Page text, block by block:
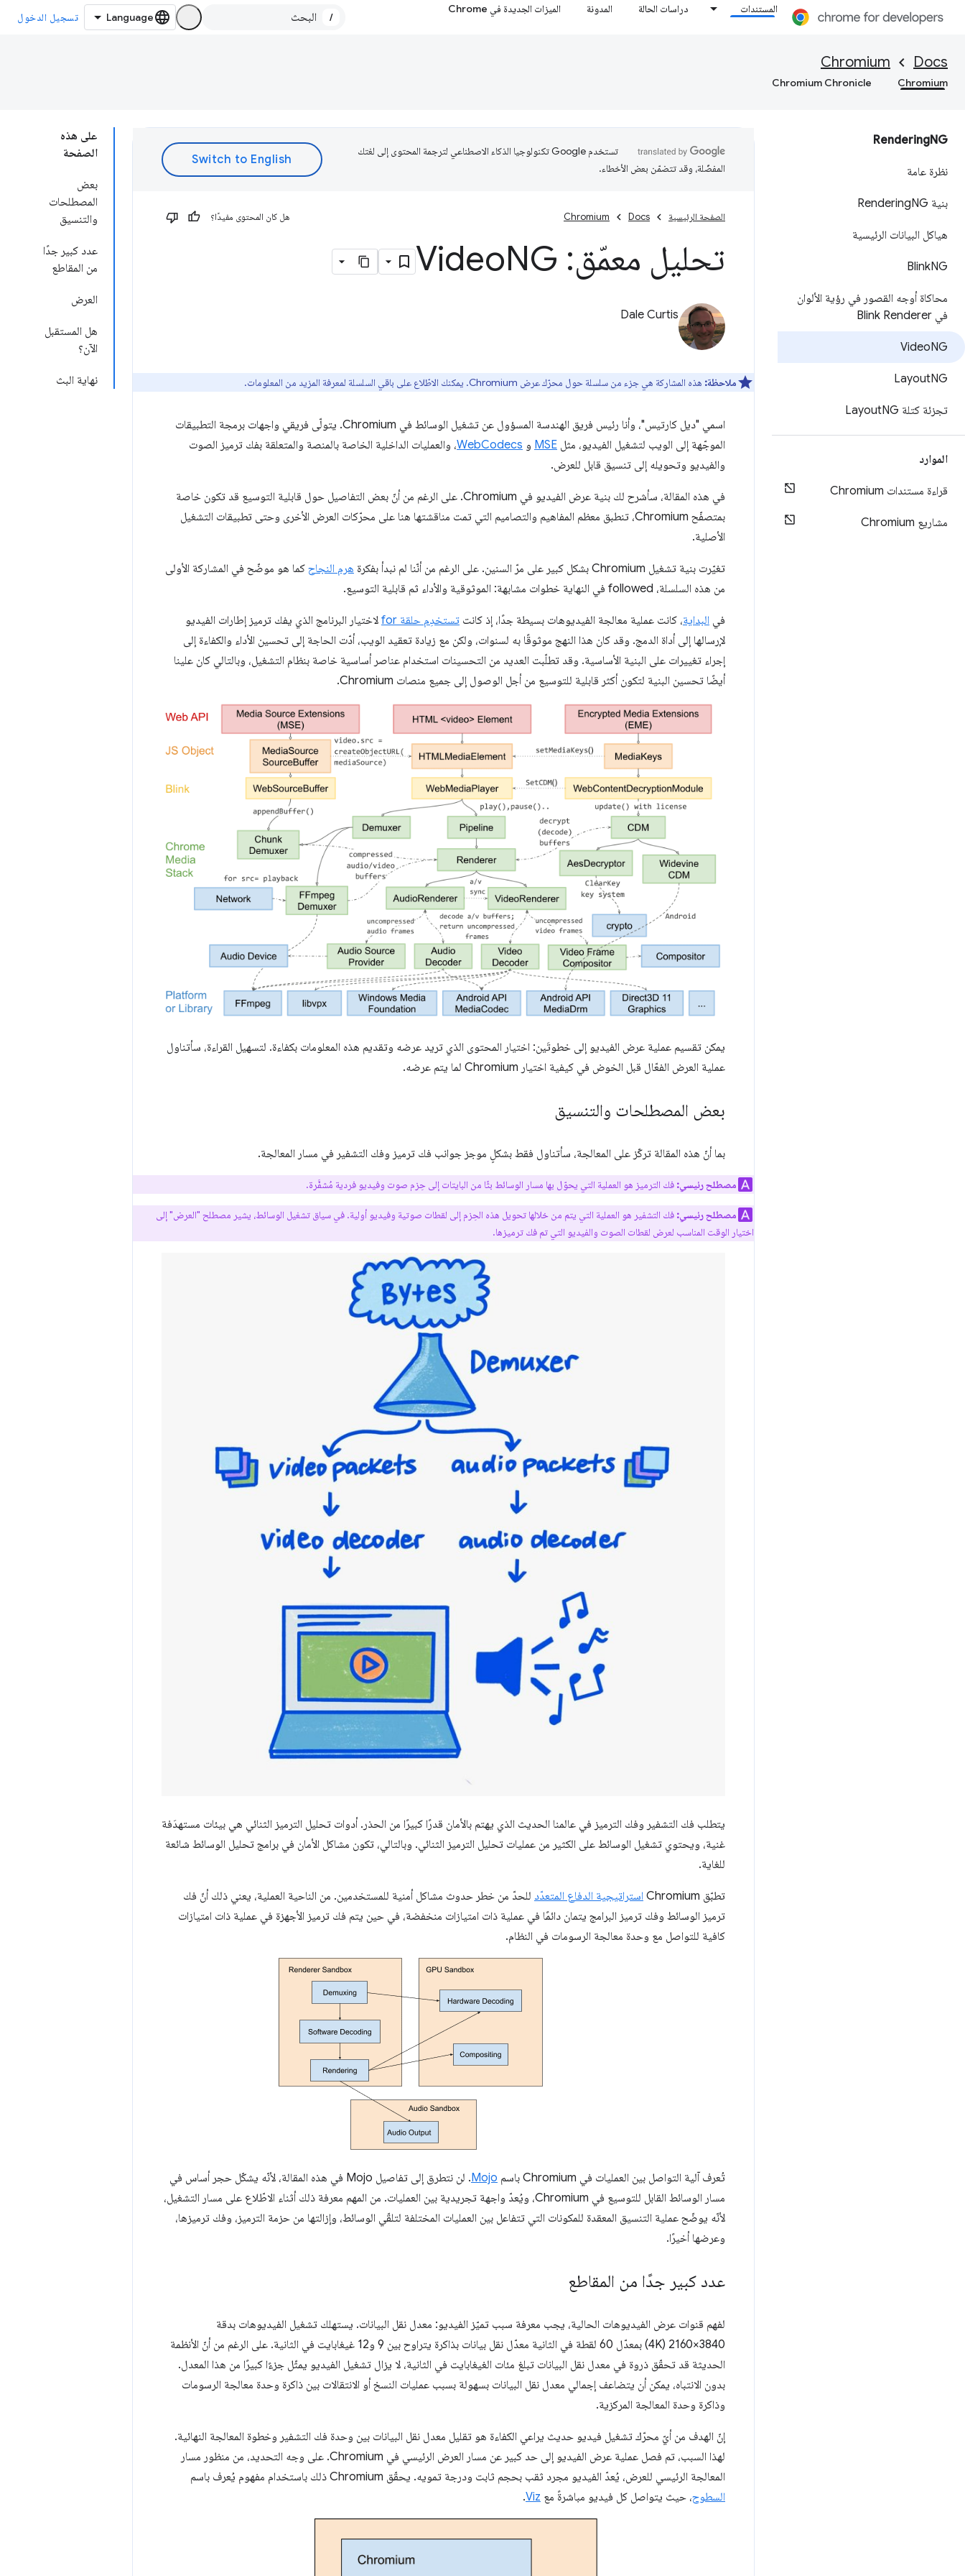
المستندات دراسات الحالة المدونة الميزات الجديدة في Chrome
/ تسجيل الدخول
Docs
Chromium
Chromium
Chromium Chronicle
RenderingNG
نظرة عامة
بنية Rendering NG
هياكل البيانات الرئيسية
BlinkNG
محاكاة أوجه القصور في رؤية الألوان
في Blink Renderer
VideoNG
LayoutNG
تجزئة كتلة Layout NG
الموارد
قراءة مستندات Chromium
مشاريع Chromium
على هذه
الصفحة
بعض
المصطلحات
والتنسيق
عدد كبير جدًا
من المقاطع
العرض
هل المستقبل
الآن؟
نهاية البث
تستخدم Google تكنولوجيا الذكاء الاصطناعي لترجمة المحتوى إلى لغتك
المفضّلة، وقد تتضمّن بعض الأخطاء.
الصفحة الرئيسية Docs
Chromium هل كان المحتوى مفيدًا؟
تحليل معمّق: Video NG
Dale Curtis
ملاحظة: هذه المشاركة هي جزء من سلسلة حول محرّك عرض Chromium. يمكنك الاطّلاع على باقي السلسلة لمعرفة المزيد من المعلومات.
اسمي "ديل كارتيس"، وأنا رئيس فريق الهندسة المسؤول عن تشغيل الوسائط في Chromium. يتولّى فريقي واجهات برمجة التطبيقات
الموجّهة إلى الويب لتشغيل الفيديو، مثل MSE و WebCodecs، والعمليات الداخلية الخاصة بالمنصة والمتعلقة بفك ترميز الصوت
والفيديو وتحويله إلى تنسيق قابل للعرض.
في هذه المقالة، سأشرح لك بنية عرض الفيديو في Chromium. على الرغم من أنّ بعض التفاصيل حول قابلية التوسيع قد تكون خاصة
بمتصفّح Chromium، تنطبق معظم المفاهيم والتصاميم التي تمت مناقشتها هنا على محرّكات العرض الأخرى وحتى تطبيقات التشغيل
الأصلية.
تغيّرت بنية تشغيل Chromium بشكل كبير على مرّ السنين. على الرغم من أنّنا لم نبدأ بفكرة هرم النجاح كما هو موضّح في المشاركة الأولى
من هذه السلسلة، followed في النهاية خطوات مشابهة: الموثوقية والأداء ثم قابلية التوسيع.
في البداية، كانت عملية معالجة الفيديوهات بسيطة جدًا، إذ كانت تستخدِم حلقة for
لاختيار البرنامج الذي يفك ترميز إطارات الفيديو
لإرسالها إلى أداة الدمج. وقد كان هذا النهج موثوقًا به لسنوات، ولكن مع زيادة تعقيد الويب، أدّت الحاجة إلى تحسين الأداء والكفاءة إلى
إجراء تغييرات على البنية الأساسية. وقد تطلّبت العديد من التحسينات استخدام عناصر أساسية خاصة بنظام التشغيل، وبالتالي كان علينا
أيضًا تحسين البنية لتكون أكثر قابلية للتوسيع من أجل الوصول إلى جميع منصات Chromium.
يمكن تقسيم عملية عرض الفيديو إلى خطوتَين: اختيار المحتوى الذي تريد عرضه وتقديم هذه المعلومات بكفاءة. لتسهيل القراءة، سأتناول
عملية العرض الفعّال قبل الخوض في كيفية اختيار Chromium لما يتم عرضه.
بعض المصطلحات والتنسيق
بما أنّ هذه المقالة تركّز على المعالجة، سأتناول فقط بشكلٍ موجز جوانب فك ترميز وفك التشفير في مسار المعالجة.
مصطلح رئيسي: فك الترميز هو العملية التي يحوّل بها مسار الوسائط بثًا من البايتات إلى حِزم صوت وفيديو فردية مُشفَّرة.
مصطلح رئيسي: فك التشفير هو العملية التي يتم من خلالها تحويل هذه الحِزم إلى لقطات صوتية وفيديو أولية. في سياق تشغيل الوسائط، يشير مصطلح "العرض" إلى
اختيار الوقت المناسب لعرض لقطات الصوت والفيديو التي تم فك ترميزها.
يتطلب فك التشفير وفك الترميز في عالمنا الحديث الذي يهتم بالأمان قدرًا كبيرًا من الحذر. أدوات تحليل الترميز الثنائي هي بيئات مستهدَفة
غنية، ويحتوي تشغيل الوسائط على الكثير من عمليات تحليل الترميز الثنائي. وبالتالي، تكون مشاكل الأمان في برامج تحليل الوسائط شائعة
للغاية.
تطبّق Chromium استراتيجية الدفاع المتعدّد للحدّ من خطر حدوث مشاكل أمنية للمستخدمين. من الناحية العملية، يعني ذلك أنّ فك
ترميز الوسائط وفك ترميز البرامج يتمان دائمًا في عملية ذات امتيازات منخفضة، في حين يتم فك ترميز الأجهزة في عملية ذات امتيازات
كافية للتواصل مع وحدة معالجة الرسومات في النظام.
تُعرف آلية التواصل بين العمليات في Chromium باسم Mojo
. لن نتطرق إلى تفاصيل Mojo في هذه المقالة، لأنّه يشكّل حجر أساس في
مسار الوسائط القابل للتوسيع في Chromium، ويُعدّ واجهة تجريدية بين العمليات. من المهم معرفة ذلك أثناء الاطّلاع على مسار التشغيل،
لأنّه يوضّح عملية التنسيق المعقدة للمكونات التي تتفاعل بين العمليات المختلفة لتلقّي الوسائط، وإزالتها من حزمة الترميز، وفك ترميزها،
وعرضها أخيرًا.
عدد كبير جدًا من المقاطع
لفهم قنوات عرض الفيديوهات الحالية، يجب معرفة سبب تميّز الفيديو: معدل نقل البيانات. يستهلك تشغيل الفيديوهات بدقة
3840×2160 (4K) بمعدّل 60 لقطة في الثانية معدّل نقل بيانات بذاكرة يتراوح بين 9 و12 غيغابايت في الثانية. على الرغم من أنّ الأنظمة
الحديثة قد تحقّق ذروة في معدل نقل البيانات تبلغ مئات الغيغابايت في الثانية، لا يزال تشغيل الفيديو يمثّل جزءًا كبيرًا من هذا المعدل.
بدون الانتباه، يمكن أن يتضاعف إجمالي معدل نقل البيانات بسهولة بسبب عمليات النسخ أو الانتقالات بين ذاكرة وحدة معالجة الرسومات
وذاكرة وحدة المعالجة المركزية.
إنّ الهدف من أيّ محرّك تشغيل فيديو حديث يراعي الكفاءة هو تقليل معدل نقل البيانات بين وحدة فك التشفير وخطوة المعالجة النهائية.
لهذا السبب، تم فصل عملية عرض الفيديو إلى حد كبير عن مسار العرض الرئيسي في Chromium. على وجه التحديد، من منظور مسار
المعالجة الرئيسي للعرض، يُعدّ الفيديو مجرد ثقب بحجم ثابت ودرجة تمويه. يحقّق Chromium ذلك باستخدام مفهوم يُعرف باسم
السطوح، حيث يتواصل كل فيديو مباشرةً مع Viz
.